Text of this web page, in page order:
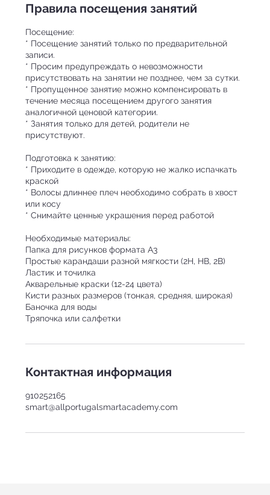
Правила посещения занятий
Посещение:
* Посещение занятий только по предварительной
записи.
* Просим предупреждать о невозможности
присутствовать на занятии не позднее, чем за сутки.
* Пропущенное занятие можно компенсировать в
течение месяца посещением другого занятия
аналогичной ценовой категории.
* Занятия только для детей, родители не
присутствуют.
Подготовка к занятию:
* Приходите в одежде, которую не жалко испачкать
краской
* Волосы длиннее плеч необходимо собрать в хвост
или косу
* Снимайте ценные украшения перед работой
Необходимые материалы:
Папка для рисунков формата А3
Простые карандаши разной мягкости (2H, HB, 2B)
Ластик и точилка
Акварельные краски (12-24 цвета)
Кисти разных размеров (тонкая, средняя, широкая)
Баночка для воды
Контактная информация
910252165
smart@allportugalsmartacademy.com